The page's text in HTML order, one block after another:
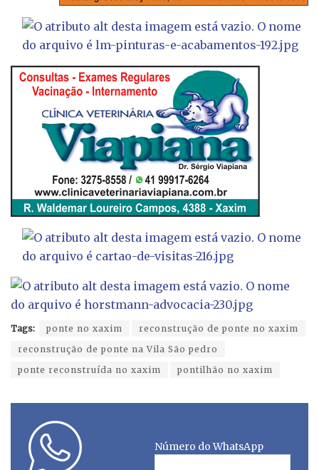
Tags: ponte no xaxim
reconstrução de ponte no xaxim
reconstrução de ponte na Vila São pedro
ponte reconstruída no xaxim
pontilhão no xaxim
Número do WhatsApp